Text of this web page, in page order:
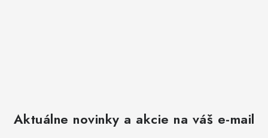
Aktuálne novinky a akcie na váš e-mail